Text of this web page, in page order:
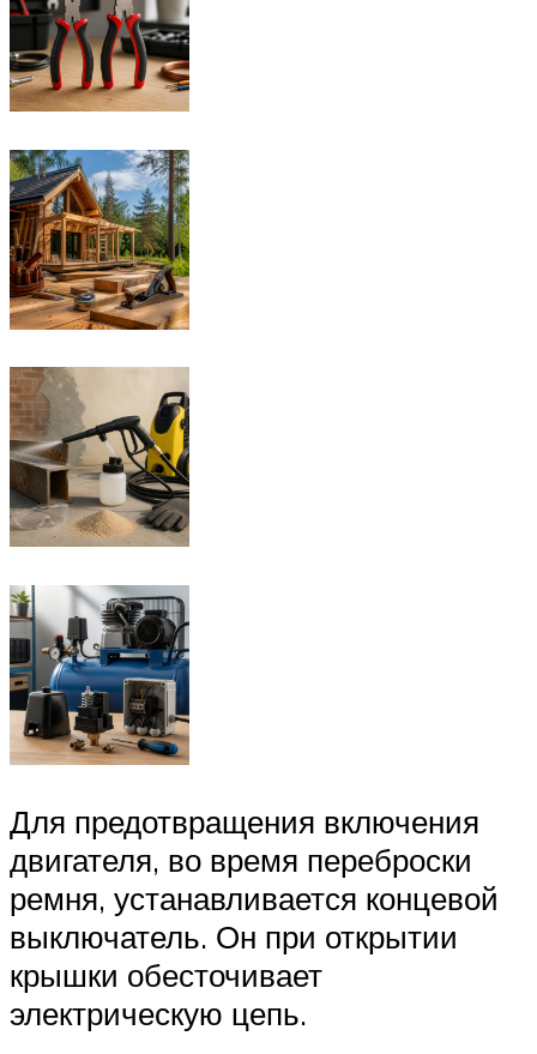
Для предотвращения включения
двигателя, во время переброски
ремня, устанавливается концевой
выключатель. Он при открытии
крышки обесточивает
электрическую цепь.